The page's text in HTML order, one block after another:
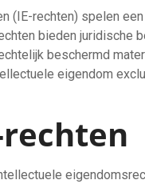
(IE-rechten) spelen
bieden juridische
beschermd
eigendom